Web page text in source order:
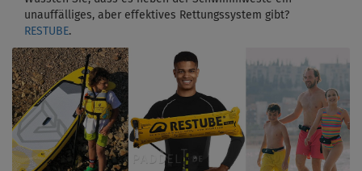
unauffälliges, aber effektives Rettungssystem gibt?
RESTUBE.